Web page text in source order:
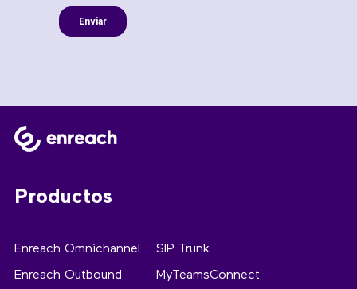
Productos
Enreach Omnichannel
Enreach Outbound
SIP Trunk
MyTeamsConnect